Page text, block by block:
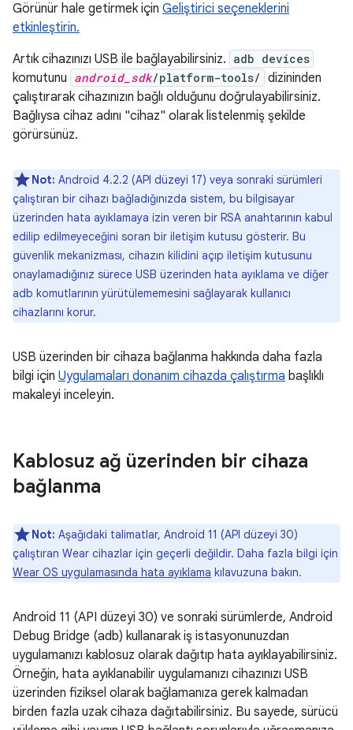
Görünür hale getirmek için Geliştirici seçeneklerini
etkinleştirin.
Artık cihazınızı USB ile bağlayabilirsiniz. adb devices
komutunu android_sdk/platform-tools/ dizininden
çalıştırarak cihazınızın bağlı olduğunu doğrulayabilirsiniz.
Bağlıysa cihaz adını "cihaz" olarak listelenmiş şekilde
görürsünüz.
Not: Android 4.2.2 (API düzeyi 17) veya sonraki sürümleri
çalıştıran bir cihazı bağladığınızda sistem, bu bilgisayar
üzerinden hata ayıklamaya izin veren bir RSA anahtarının kabul
edilip edilmeyeceğini soran bir iletişim kutusu gösterir. Bu
güvenlik mekanizması, cihazın kilidini açıp iletişim kutusunu
onaylamadığınız sürece USB üzerinden hata ayıklama ve diğer
adb komutlarının yürütülememesini sağlayarak kullanıcı
cihazlarını korur.
USB üzerinden bir cihaza bağlanma hakkında daha fazla
bilgi için Uygulamaları donanım cihazda çalıştırma başlıklı
makaleyi inceleyin.
Kablosuz ağ üzerinden bir cihaza
bağlanma
Not: Aşağıdaki talimatlar, Android 11 (API düzeyi 30)
çalıştıran Wear cihazlar için geçerli değildir. Daha fazla bilgi için
Wear OS uygulamasında hata ayıklama kılavuzuna bakın.
Android 11 (API düzeyi 30) ve sonraki sürümlerde, Android
Debug Bridge (adb) kullanarak iş istasyonunuzdan
uygulamanızı kablosuz olarak dağıtıp hata ayıklayabilirsiniz.
Örneğin, hata ayıklanabilir uygulamanızı cihazınızı USB
üzerinden fiziksel olarak bağlamanıza gerek kalmadan
birden fazla uzak cihaza dağıtabilirsiniz. Bu sayede, sürücü